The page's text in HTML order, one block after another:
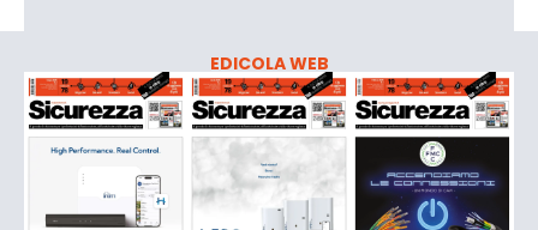
EDICOLA WEB